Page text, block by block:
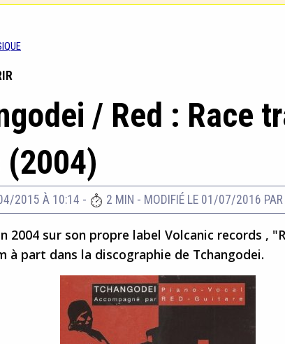
/ Red : Race
(2004)
2015 À 10:14 - 2 MIN - MODIFIÉ LE 01/07/2016 PAR
2004 sur son propre label Volcanic records ,
à part dans la discographie de Tchangodei.